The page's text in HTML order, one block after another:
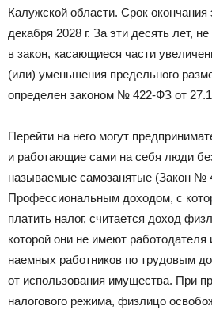
Калужской области. Срок окончания
декабря 2028 г. За эти десять лет,
в закон, касающиеся части
(или) уменьшения предельного
определен законом № 422-ФЗ от
Перейти на него могут
и работающие сами на себя люди
называемые самозанятые (Закон №
Профессиональным доходом, с
платить налог, считается доход
которой они не имеют работодателя
наемных работников по трудовым
от использования имущества. При
налогового режима, физлицо